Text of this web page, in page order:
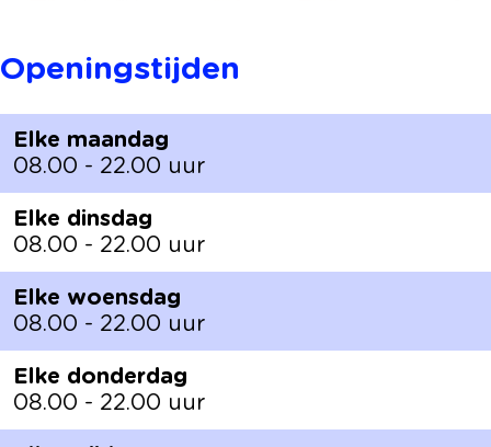
Openingstijden
Elke maandag
08.00 - 22.00 uur
Elke dinsdag
08.00 - 22.00 uur
Elke woensdag
08.00 - 22.00 uur
Elke donderdag
08.00 - 22.00 uur